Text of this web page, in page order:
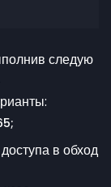
следую
в обход